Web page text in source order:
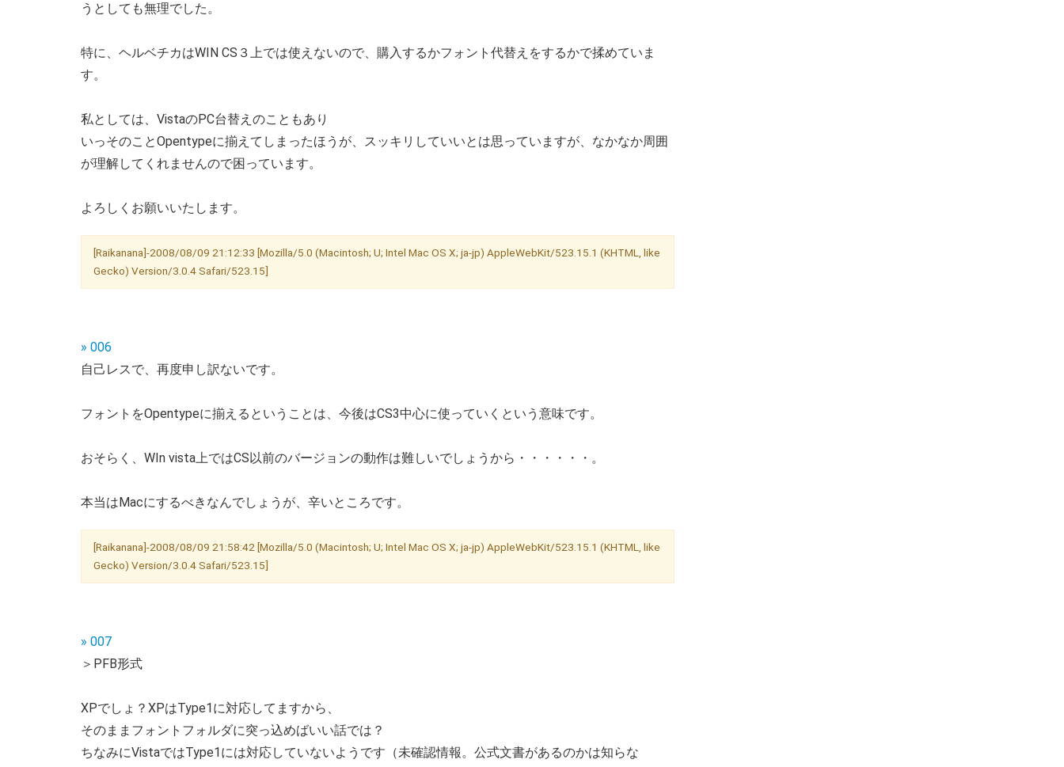
うとしても無理でした。
特に、ヘルベチカはWIN CS３上では使えないので、購入するかフォント代替えをするかで揉めていま
す。
私としては、VistaのPC台替えのこともあり
いっそのことOpentypeに揃えてしまったほうが、スッキリしていいとは思っていますが、なかなか周囲
が理解してくれませんので困っています。
よろしくお願いいたします。
[Raikanana]-2008/08/09 21:12:33 [Mozilla/5.0 (Macintosh; U; Intel Mac OS X; ja-jp) AppleWebKit/523.15.1 (KHTML, like
Gecko) Version/3.0.4 Safari/523.15]
» 006
自己レスで、再度申し訳ないです。
フォントをOpentypeに揃えるということは、今後はCS3中心に使っていくという意味です。
おそらく、WIn vista上ではCS以前のバージョンの動作は難しいでしょうから・・・・・・。
本当はMacにするべきなんでしょうが、辛いところです。
[Raikanana]-2008/08/09 21:58:42 [Mozilla/5.0 (Macintosh; U; Intel Mac OS X; ja-jp) AppleWebKit/523.15.1 (KHTML, like
Gecko) Version/3.0.4 Safari/523.15]
» 007
＞PFB形式
XPでしょ？XPはType1に対応してますから、
そのままフォントフォルダに突っ込めばいい話では？
ちなみにVistaではType1には対応していないようです（未確認情報。公式文書があるのかは知らな